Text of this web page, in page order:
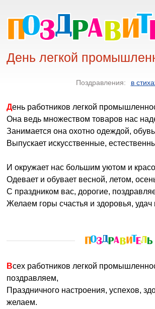
День легкой
Поздравления: в
День работников легкой
Она ведь множеством товаров нас
Занимается она охотно одеждой,
Выпускает искусственные,
И окружает нас большим уютом и
Одевает и обувает весной, летом,
С праздником вас, дорогие,
Желаем горы счастья и здоровья, удач
Всех работников легкой промышленности
поздравляем,
Праздничного настроения, успехов,
желаем.